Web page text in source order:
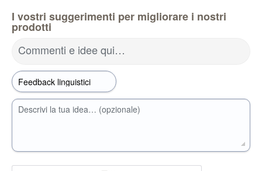
I vostri suggerimenti per migliorare i nostri
prodotti
Commenti e idee qui…
Descrivi la tua idea… (opzionale)